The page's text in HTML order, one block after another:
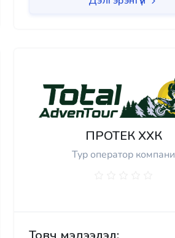
ПРОТЕК ХХК
Тур оператор компани